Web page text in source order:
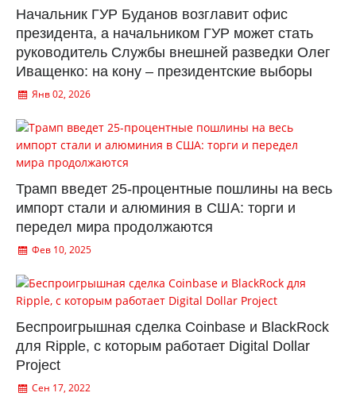
Начальник ГУР Буданов возглавит офис
президента, а начальником ГУР может стать
руководитель Службы внешней разведки Олег
Иващенко: на кону – президентские выборы
Янв 02, 2026
Трамп введет 25-процентные пошлины на весь
импорт стали и алюминия в США: торги и
передел мира продолжаются
Фев 10, 2025
Беспроигрышная сделка Coinbase и BlackRock
для Ripple, с которым работает Digital Dollar
Project
Сен 17, 2022